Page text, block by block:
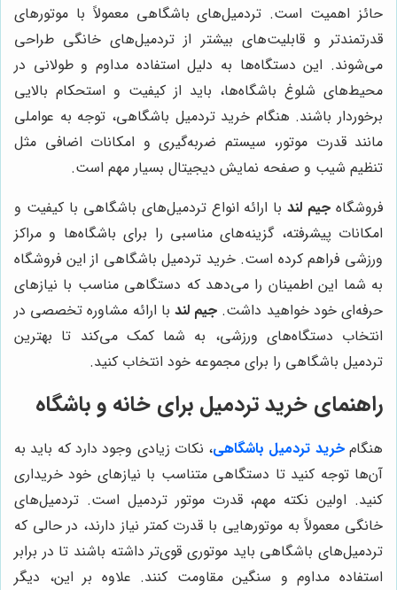
حائز اهمیت است. تردمیل‌های باشگاهی معمولاً با موتورهای
قدرتمندتر و قابلیت‌های بیشتر از تردمیل‌های خانگی طراحی
می‌شوند. این دستگاه‌ها به دلیل استفاده مداوم و طولانی در
محیط‌های شلوغ باشگاه‌ها، باید از کیفیت و استحکام بالایی
برخوردار باشند. هنگام خرید تردمیل باشگاهی، توجه به عواملی
مانند قدرت موتور، سیستم ضربه‌گیری و امکانات اضافی مثل
تنظیم شیب و صفحه نمایش دیجیتال بسیار مهم است.
فروشگاه جیم لندبا ارائه انواع تردمیل‌های باشگاهی با کیفیت و
امکانات پیشرفته، گزینه‌های مناسبی را برای باشگاه‌ها و مراکز
ورزشی فراهم کرده است. خرید تردمیل باشگاهی از این فروشگاه
به شما این اطمینان را می‌دهد که دستگاهی مناسب با نیازهای
حرفه‌ای خود خواهید داشت. جیم لند با ارائه مشاوره تخصصی در
انتخاب دستگاه‌های ورزشی، به شما کمک می‌کند تا بهترین
تردمیل باشگاهی را برای مجموعه خود انتخاب کنید.
راهنمای خرید تردمیل برای خانه و باشگاه
هنگامخرید تردمیل باشگاهی، نکات زیادی وجود دارد که باید به
آن‌‌ها توجه کنید تا دستگاهی متناسب با نیازهای خود خریداری
کنید. اولین نکته مهم، قدرت موتور تردمیل است. تردمیل‌های
خانگی معمولاً به موتورهایی با قدرت کمتر نیاز دارند، در حالی که
تردمیل‌های باشگاهی باید موتوری قوی‌تر داشته باشند تا در برابر
استفاده مداوم و سنگین مقاومت کنند. علاوه بر این، دیگر